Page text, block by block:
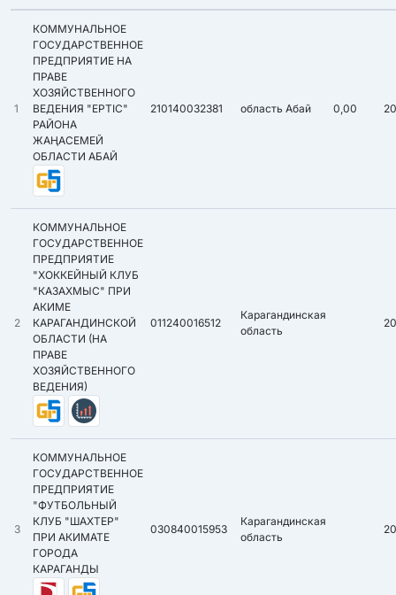
1
КОММУНАЛЬНОЕ
ГОСУДАРСТВЕННОЕ
ПРЕДПРИЯТИЕ НА
ПРАВЕ
ХОЗЯЙСТВЕННОГО
ВЕДЕНИЯ "ЕРТІС"
РАЙОНА
ЖАҢАСЕМЕЙ
ОБЛАСТИ АБАЙ
210140032381 область Абай 0,00
2
КОММУНАЛЬНОЕ
ГОСУДАРСТВЕННОЕ
ПРЕДПРИЯТИЕ
"ХОККЕЙНЫЙ КЛУБ
"КАЗАХМЫС" ПРИ
АКИМЕ
КАРАГАНДИНСКОЙ
ОБЛАСТИ (НА
ПРАВЕ
ХОЗЯЙСТВЕННОГО
ВЕДЕНИЯ)
011240016512
Карагандинская
область
3
КОММУНАЛЬНОЕ
ГОСУДАРСТВЕННОЕ
ПРЕДПРИЯТИЕ
"ФУТБОЛЬНЫЙ
КЛУБ "ШАХТЕР"
ПРИ АКИМАТЕ
ГОРОДА
КАРАГАНДЫ
030840015953
Карагандинская
область